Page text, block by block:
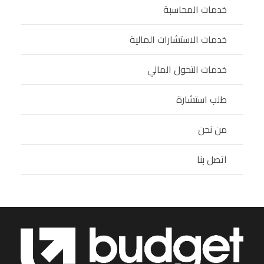
خدمات المحاسبة
خدمات الاستشارات المالية
خدمات التحول المالي
طلب استشارة
من نحن
اتصل بنا